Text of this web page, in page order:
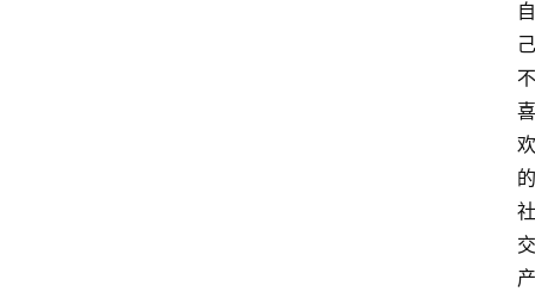
自
己
不
喜
欢
的
社
交
产